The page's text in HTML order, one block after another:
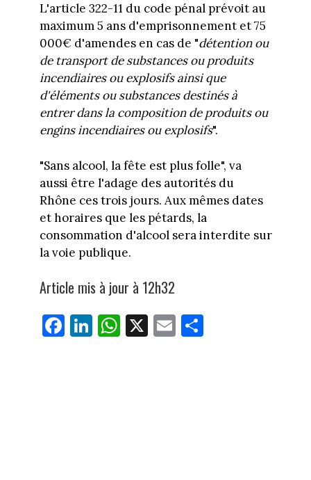
L'article 322-11 du code pénal prévoit au
maximum 5 ans d'emprisonnement et 75
000€ d'amendes en cas de "détention ou
de transport de substances ou produits
incendiaires ou explosifs ainsi que
d'éléments ou substances destinés à
entrer dans la composition de produits ou
engins incendiaires ou explosifs".
"Sans alcool, la fête est plus folle", va
aussi être l'adage des autorités du
Rhône ces trois jours. Aux mêmes dates
et horaires que les pétards, la
consommation d'alcool sera interdite sur
la voie publique.
Article mis à jour à 12h32
Fa
ce
Li
nk
W
ha
X E
m
Pa
rt